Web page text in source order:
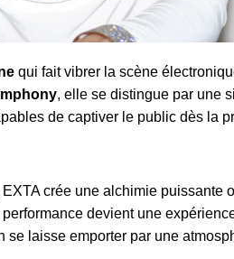
qui fait vibrer la scène
, elle se distingue par une
de captiver le public dès la
EXTA crée une alchimie puissante
devient une
se laisse emporter par une